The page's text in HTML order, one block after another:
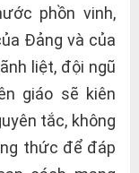
phồn vinh,
Đảng và của
liệt, đội ngũ
giáo sẽ kiên
tắc, không
thức để đáp